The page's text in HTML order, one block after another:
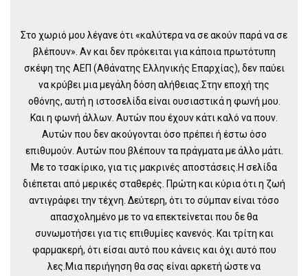
Στο χωριό μου λέγανε ότι «καλύτερα να σε ακούν παρά να σε
βλέπουν». Αν και δεν πρόκειται για κάποια πρωτότυπη
σκέψη της ΑΕΠ (Αθάνατης Ελληνικής Επαρχίας), δεν παύει
να κρύβει μια μεγάλη δόση αλήθειας.Στην εποχή της
οθόνης, αυτή η ιστοσελίδα είναι ουσιαστικά η φωνή μου.
Και η φωνή άλλων. Αυτών που έχουν κάτι καλό να πουν.
Αυτών που δεν ακούγονται όσο πρέπει ή έστω όσο
επιθυμούν. Αυτών που βλέπουν τα πράγματα με άλλο μάτι.
Με το τσακίρικο, για τις μακρινές αποστάσεις.Η σελίδα
διέπεται από μερικές σταθερές. Πρώτη και κύρια ότι η ζωή
αντιγράφει την τέχνη. Δεύτερη, ότι το σύμπαν είναι τόσο
απασχολημένο με το να επεκτείνεται που δε θα
συνωμοτήσει για τις επιθυμίες κανενός. Και τρίτη και
φαρμακερή, ότι είσαι αυτό που κάνεις και όχι αυτό που
λες.Μια περιήγηση θα σας είναι αρκετή ώστε να